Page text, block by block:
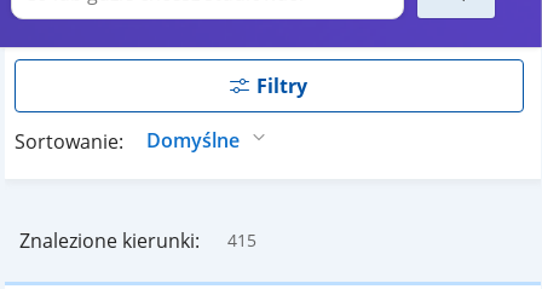
Filtry
Sortowanie:
Znalezione kierunki: 415